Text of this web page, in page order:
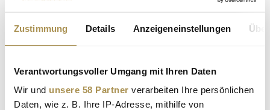
Zustimmung Details Anzeigeneinstellungen
Verantwortungsvoller Umgang mit Ihren Daten
Wir und unsere 58 Partner verarbeiten Ihre persönlichen
Daten, wie z. B. Ihre IP-Adresse, mithilfe von
Delivery Hero eine Geldstrafe in Höhe von rund 223 Millionen
Euro verhängt. Grund sind unerlaubte Absprachen mit dem
spanischen Konkurrenten Glovo. Auch Glovo muss zahlen –